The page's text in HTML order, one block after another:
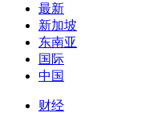
最新
新加坡
东南亚
国际
中国
财经